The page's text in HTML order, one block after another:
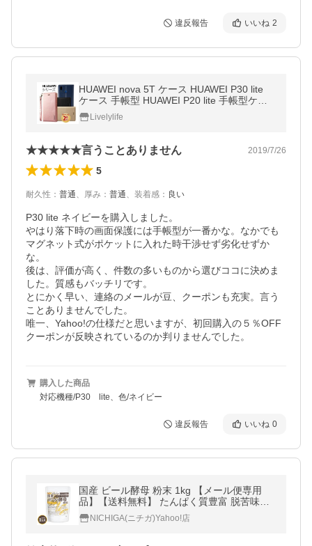
違反報告 いいね 2
HUAWEI nova 5T ケース HUAWEI P30 lite
ケース 手帳型 HUAWEI P20 lite 手帳型ケー
ス HUAWEI nova lite 3 ケース nova 3 Mate 2
0 lite nova lite 2 保護ケース
Livelylife
★★★★★言うことありません 2019/7/26
5
耐久性 ： 普通、 厚み ： 普通、 装着感 ： 良い
P30 lite ネイビーを購入しました。
やはり落下時の画面保護には手帳型が一番かな。なかでも
マグネット式がポケットに入れた時干渉せず劣化せずか
な。
後は、評価が高く、件数の多いものから選びココに決めま
した。質感もバッチリです。
とにかく早い、連絡のメールが豆、クーポンも充実。言う
ことありませんでした。
唯一、Yahoo!の仕様だと思いますが、初回購入の５％OFF
クーポンが反映されているのか判りませんでした。
購入した商品
対応機種/P30 lite、色/ネイビー
違反報告 いいね 0
国産 ビール酵母 粉末 1kg 【メール便専用
品】【送料無料】 たんぱく質豊富 脱苦味処
理 多彩な栄養素がバランス [06] NICHIGA(ニ
チガ) 保存料・着色料不使用
NICHIGA(ニチガ)Yahoo!店